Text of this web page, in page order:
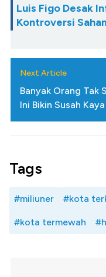
Luis Figo Desak
Kontroversi
Next Article
Banyak Orang Tak
Ini Bikin Susah Kaya
Tags
#miliuner #kota
#kota termewah